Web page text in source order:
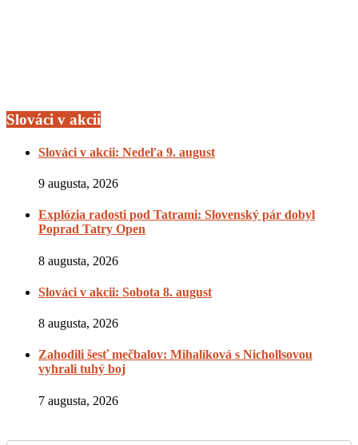
Slováci v akcii
Slováci v akcii: Nedeľa 9. august
9 augusta, 2026
Explózia radosti pod Tatrami: Slovenský pár dobyl
Poprad Tatry Open
8 augusta, 2026
Slováci v akcii: Sobota 8. august
8 augusta, 2026
Zahodili šesť mečbalov: Mihalíková s Nichollsovou
vyhrali tuhý boj
7 augusta, 2026